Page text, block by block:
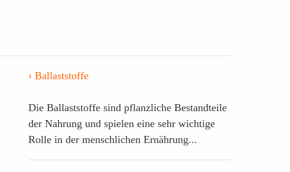
Ballaststoffe
Die Ballaststoffe sind pflanzliche Bestandteile
der Nahrung und spielen eine sehr wichtige
Rolle in der menschlichen Ernährung...